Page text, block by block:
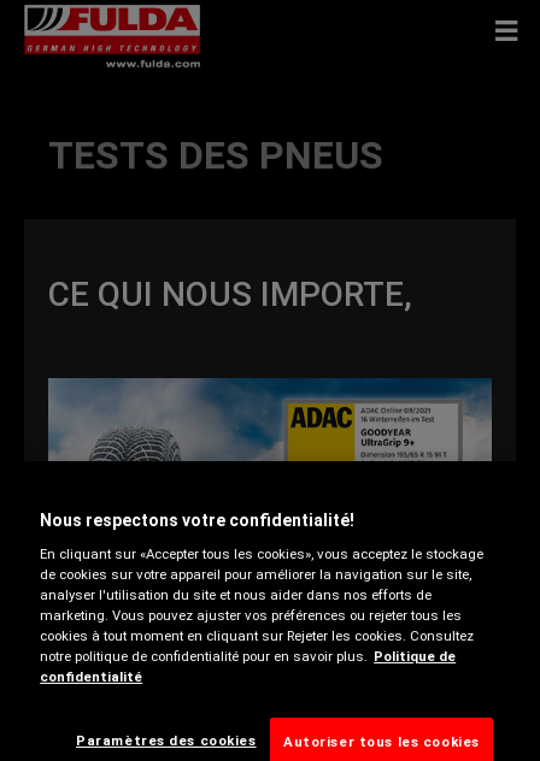
TESTS DES PNEUS
CE QUI NOUS IMPORTE,
Opony zimowe
Nous respectons votre confidentialité!
En cliquant sur «Accepter tous les cookies», vous acceptez le stockage
de cookies sur votre appareil pour améliorer la navigation sur le site,
analyser l'utilisation du site et nous aider dans nos efforts de
marketing. Vous pouvez ajuster vos préférences ou rejeter tous les
cookies à tout moment en cliquant sur Rejeter les cookies. Consultez
notre politique de confidentialité pour en savoir plus. Politique de
confidentialité
Paramètres des cookies Autoriser tous les cookies